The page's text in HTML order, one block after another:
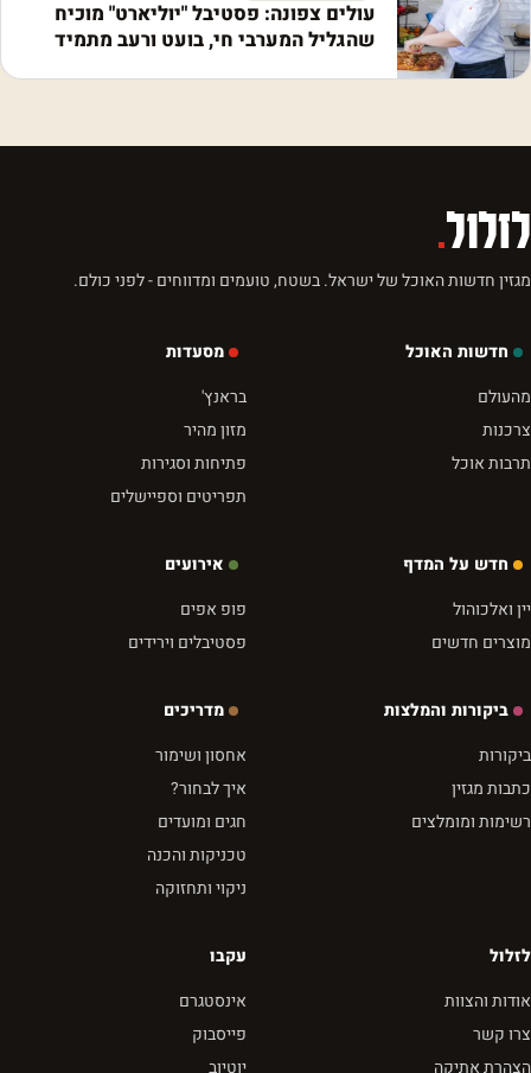
עולים צפונה: פסטיבל "יוליארט" מוכיח
שהגליל המערבי חי, בועט ורעב מתמיד
לזלול.
מגזין חדשות האוכל של ישראל. בשטח, טועמים ומדווחים - לפני כולם.
חדשות האוכל
מהעולם
צרכנות
תרבות אוכל
מסעדות
בראנץ'
מזון מהיר
פתיחות וסגירות
תפריטים וספיישלים
חדש על המדף
יין ואלכוהול
מוצרים חדשים
אירועים
פופ אפים
פסטיבלים וירידים
ביקורות והמלצות
ביקורות
כתבות מגזין
רשימות ומומלצים
מדריכים
אחסון ושימור
איך לבחור?
חגים ומועדים
טכניקות והכנה
ניקוי ותחזוקה
לזלול
אודות והצוות
צרו קשר
הצהרת אתיקה
עקבו
אינסטגרם
פייסבוק
יוטיוב